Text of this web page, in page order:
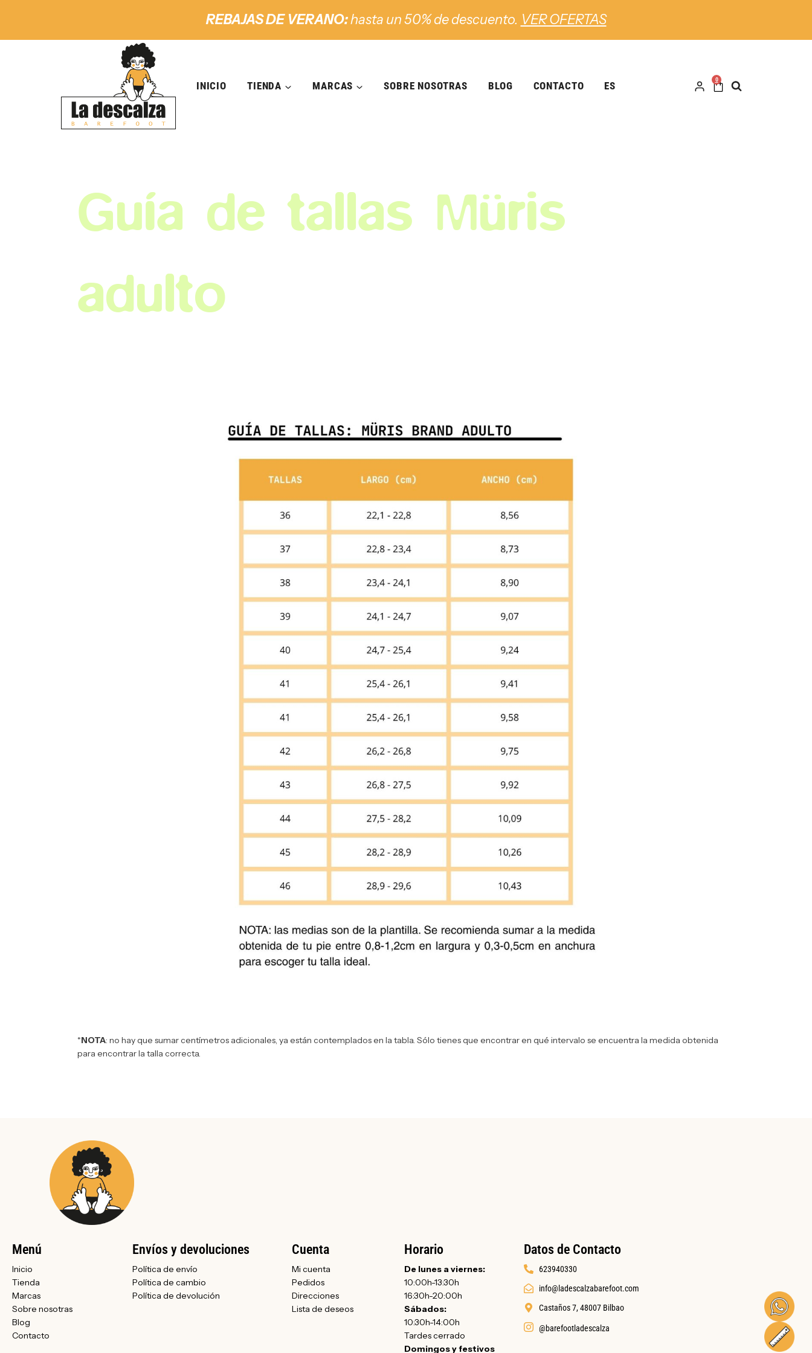
REBAJAS DE VERANO:hasta un 50% de descuento. VER OFERTAS
INICIO TIENDA MARCAS SOBRE NOSOTRAS BLOG CONTACTO ES
0
Guía de tallas Müris
adulto
*NOTA: no hay que sumar centímetros adicionales, ya están contemplados en la tabla. Sólo tienes que encontrar en qué intervalo se encuentra la medida obtenida
para encontrar la talla correcta.
Menú
Inicio
Tienda
Marcas
Sobre nosotras
Blog
Contacto
Envíos y devoluciones
Política de envío
Política de cambio
Política de devolución
Cuenta
Mi cuenta
Pedidos
Direcciones
Lista de deseos
Horario
De lunes a viernes:
10:00h-13:30h
16:30h-20:00h
Sábados:
10:30h-14:00h
Tardes cerrado
Domingos y festivos
Datos de Contacto
623940330
info@ladescalzabarefoot.com
Castaños 7, 48007 Bilbao
@barefootladescalza